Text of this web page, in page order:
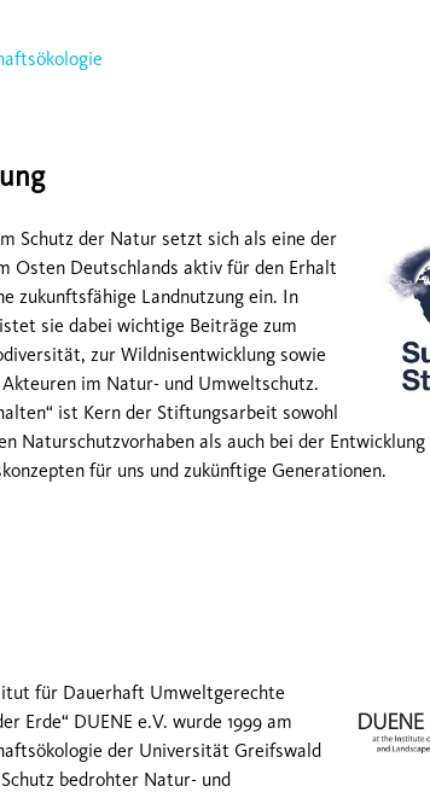
Schutz der Natur setzt sich als eine der
Osten Deutschlands aktiv für den Erhalt
zukunftsfähige Landnutzung ein. In
sie dabei wichtige Beiträge zum
zur Wildnisentwicklung sowie
im Natur- und Umweltschutz.
ist Kern der Stiftungsarbeit sowohl
Naturschutzvorhaben als auch bei der Entwicklung
für uns und zukünftige Generationen.
für Dauerhaft Umweltgerechte
Erde“ DUENE e.V. wurde 1999 am
der Universität Greifswald
bedrohter Natur- und